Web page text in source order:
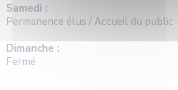
Samedi :
Permanence élus / Accueil du public
Dimanche :
Fermé